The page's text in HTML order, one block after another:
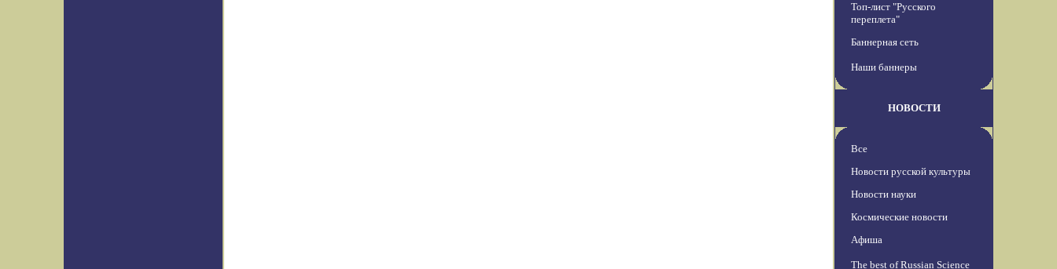
Топ-лист "Русского
переплета"
Баннерная сеть
Наши баннеры
НОВОСТИ
Все
Новости русской культуры
Новости науки
Космические новости
Афиша
The best of Russian Science